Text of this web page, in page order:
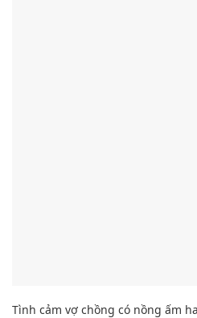
Tình cảm vợ chồng có nồng ấm